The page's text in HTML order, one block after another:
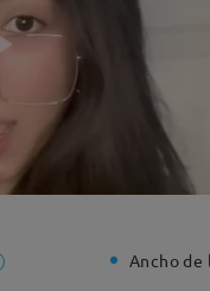
Ancho de